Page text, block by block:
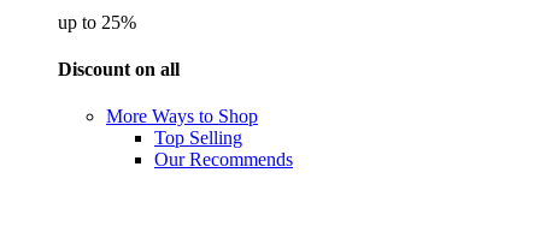
up to 25%
Discount on all
More Ways to Shop
Top Selling
Our Recommends